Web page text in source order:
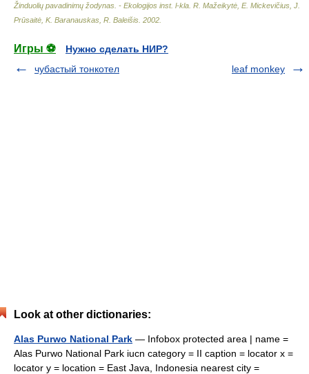
Žinduolių pavadinimų žodynas. - Ekologijos inst. l-kla R. Mažeikytė, E. Mickevičius, J.
Prūsaitė, K. Baranauskas, R. Baleišis 2002
Игры ⚽
Нужно сделать НИР?
чубастый тонкотел
leaf monkey
Look at other dictionaries:
Alas Purwo National Park — Infobox protected area | name =
Alas Purwo National Park iucn category = II caption = locator x =
locator y = location = East Java, Indonesia nearest city =